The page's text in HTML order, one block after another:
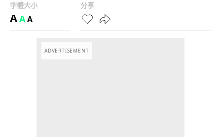
字體大小
AAA
分享
ADVERTISEMENT